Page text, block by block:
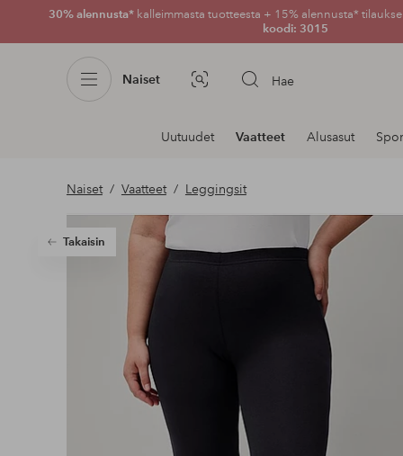
30% alennusta* kalleimmasta tuotteesta + 15% alennusta*
koodi: 3015
Naiset Kuvahaku Hae
Navigointi
osastoilla
Uutuudet Vaatteet Alusasut
Naiset Vaatteet Leggingsit
Takaisin